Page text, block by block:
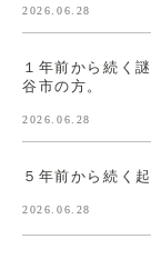
2026.06.28
１年前から続く
谷市の方。
2026.06.28
５年前から続く
2026.06.28